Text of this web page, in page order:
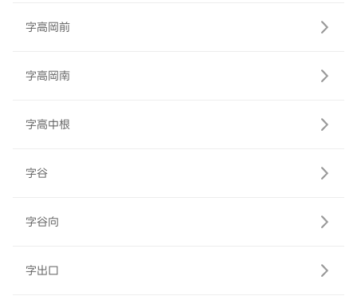
字高岡前
字高岡南
字高中根
字谷
字谷向
字出口